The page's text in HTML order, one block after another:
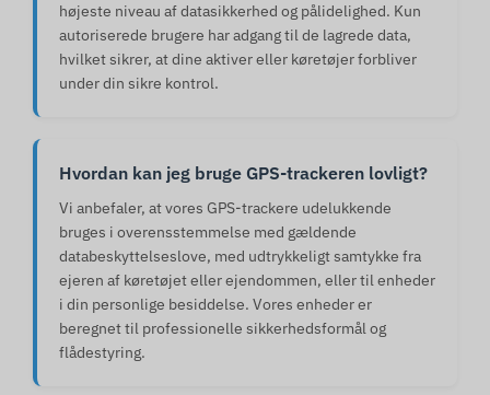
højeste niveau af datasikkerhed og pålidelighed. Kun
autoriserede brugere har adgang til de lagrede data,
hvilket sikrer, at dine aktiver eller køretøjer forbliver
under din sikre kontrol.
Hvordan kan jeg bruge GPS-trackeren lovligt?
Vi anbefaler, at vores GPS-trackere udelukkende
bruges i overensstemmelse med gældende
databeskyttelseslove, med udtrykkeligt samtykke fra
ejeren af køretøjet eller ejendommen, eller til enheder
i din personlige besiddelse. Vores enheder er
beregnet til professionelle sikkerhedsformål og
flådestyring.